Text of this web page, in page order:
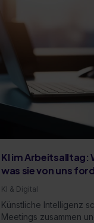
KI im Arbeitsalltag:
was sie von uns
KI & Digital
Künstliche Intelligenz
Meetings zusammen